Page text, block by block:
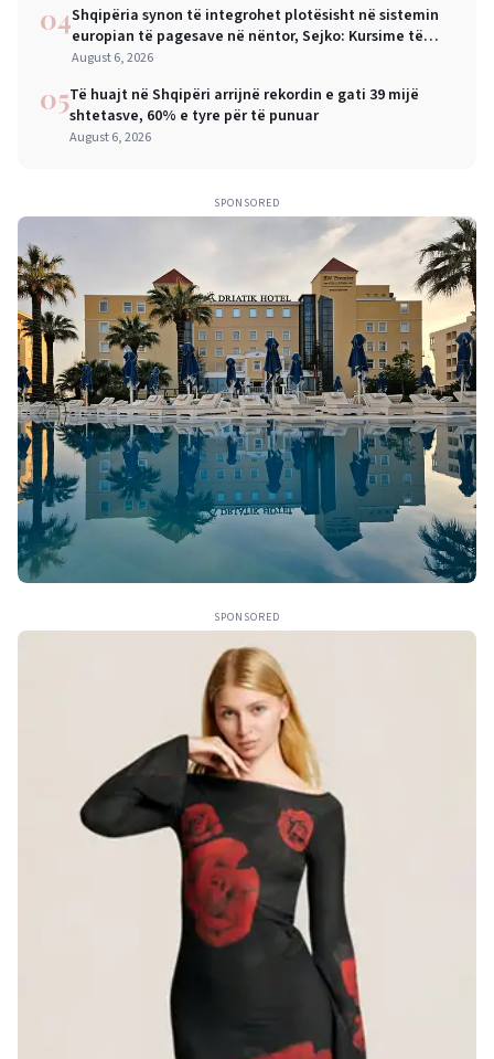
04Shqipëria synon të integrohet plotësisht në sistemin
europian të pagesave në nëntor, Sejko: Kursime të
mëdha për qytetarët dhe bizneset
August 6, 2026
05Të huajt në Shqipëri arrijnë rekordin e gati 39 mijë
shtetasve, 60% e tyre për të punuar
August 6, 2026
SPONSORED
SPONSORED